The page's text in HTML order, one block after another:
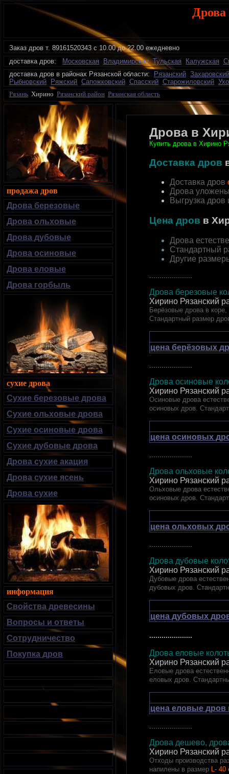
Заказ дров т. 89161520343 с 10.00 до 22.00 ежедневно
доставка дров:
Московская Владимирская Тульская Калужская
доставка дров в районах Рязанской области:
Рязанский Захаровский
Рыбновский
Ряжский Сапожковский Спасский Старожиловский
Рязань Хирино Рязанский район Рязанская область
Дрова в
Купить дрова в Хирино
Доставка дров
Доставка дров
Дрова
Выгрузка
Цена дров в
Дрова
Стандартный
Другие
Дрова березовые
Хирино Рязанский
Берёзовые дрова в
Стандартный размер
цена берёзовых
Дрова осиновые
Хирино Рязанский
Осиновые дрова
осиновых дров.
цена осиновых
Дрова ольховые
Хирино Рязанский
Ольховые дрова
осиновых дров.
цена ольховых
Дрова дубовые
Хирино Рязанский
Дубовые дрова
дубовых дров.
цена дубовых
.....................
Дрова еловые
Хирино Рязанский
Еловые дрова
еловых дров.
цена еловые дров
.....................
Дрова дешево,
Хирино Рязанский
Отходы производства
напилены в размер L- 40
продажа дров
Дрова березовые
Дрова ольховые
Дрова дубовые
Дрова осиновые
Дрова еловые
Дрова горбыль
сухие дрова
Сухие березовые дрова
Сухие ольховые дрова
Сухие осиновые дрова
Сухие дубовые дрова
Дрова сухие акация
Дрова сухие ясень
Дрова сухие
информация
Свойства древесины
Вопросы и ответы
Сотрудничество
Покупка дров